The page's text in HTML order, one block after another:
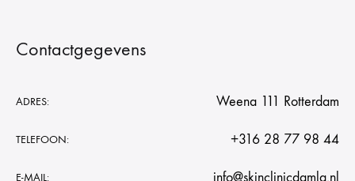
Contactgegevens
ADRES: Weena 111 Rotterdam
TELEFOON: +316 28 77 98 44
E-MAIL: info@skinclinicdamla.nl